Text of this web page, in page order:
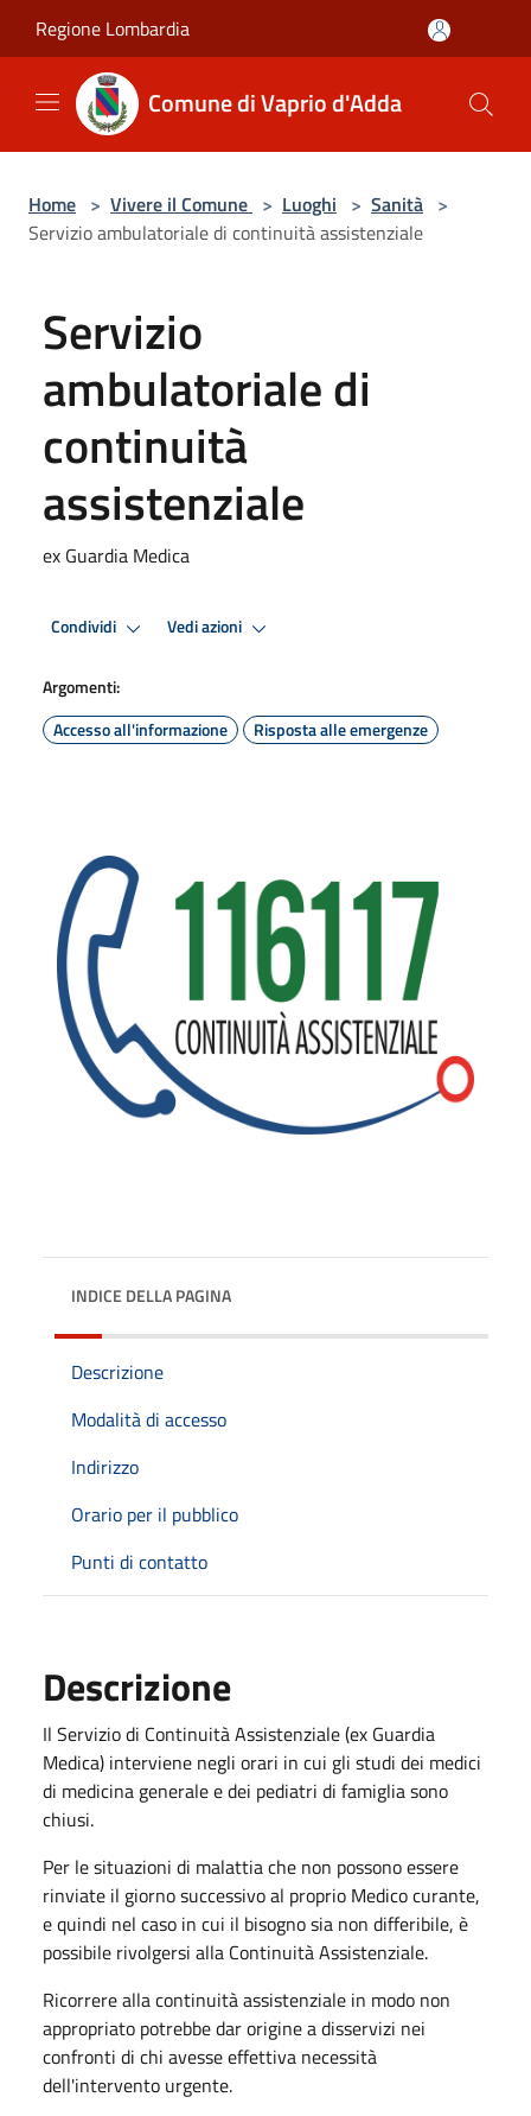
Regione Lombardia
Comune di Vaprio d'Adda
Home > Vivere il Comune > Luoghi > Sanità >
Servizio ambulatoriale di continuità assistenziale
Servizio
ambulatoriale di
continuità
assistenziale
ex Guardia Medica
Condividi Vedi azioni
Argomenti:
Accesso all'informazione
Risposta alle emergenze
INDICE DELLA PAGINA
Descrizione
Modalità di accesso
Indirizzo
Orario per il pubblico
Punti di contatto
Descrizione
Il Servizio di Continuità Assistenziale (ex Guardia
Medica) interviene negli orari in cui gli studi dei medici
di medicina generale e dei pediatri di famiglia sono
chiusi.
Per le situazioni di malattia che non possono essere
rinviate il giorno successivo al proprio Medico curante,
e quindi nel caso in cui il bisogno sia non differibile, è
possibile rivolgersi alla Continuità Assistenziale.
Ricorrere alla continuità assistenziale in modo non
appropriato potrebbe dar origine a disservizi nei
confronti di chi avesse effettiva necessità
dell'intervento urgente.